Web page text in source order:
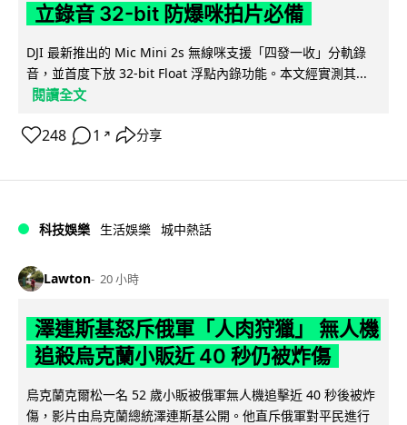
立錄音 32-bit 防爆咪拍片必備
DJI 最新推出的 Mic Mini 2s 無線咪支援「四發一收」分軌錄
音，並首度下放 32-bit Float 浮點內錄功能。本文經實測其...
閱讀全文
248 1 ↗ 分享
科技娛樂 生活娛樂 城中熱話
Lawton 20 小時
澤連斯基怒斥俄軍「人肉狩獵」 無人機
追殺烏克蘭小販近 40 秒仍被炸傷
烏克蘭克爾松一名 52 歲小販被俄軍無人機追擊近 40 秒後被炸
傷，影片由烏克蘭總統澤連斯基公開。他直斥俄軍對平民進行